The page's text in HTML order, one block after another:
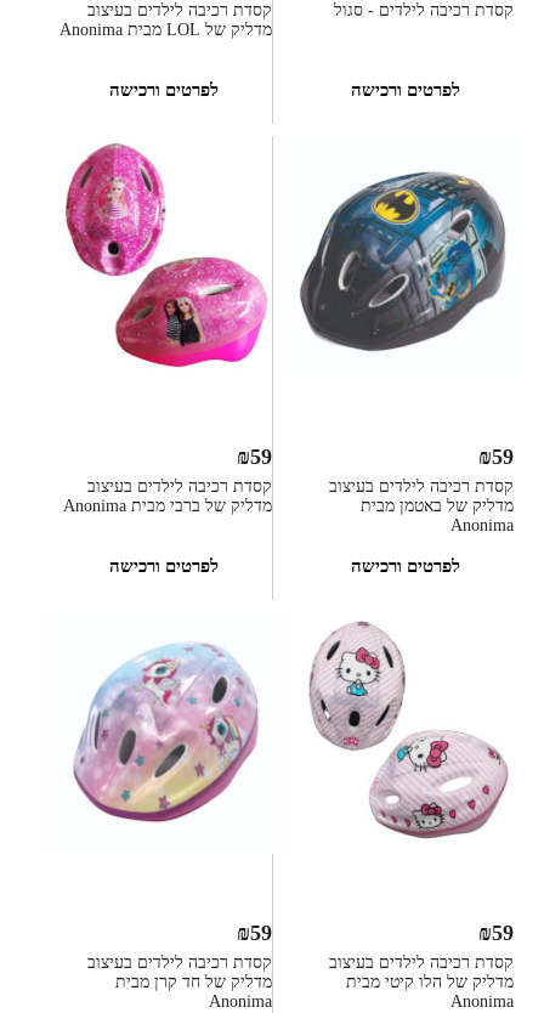
קסדת רכיבה לילדים - סגול
לפרטים ורכישה
קסדת רכיבה לילדים בעיצוב
מדליק של LOL מבית Anonima
לפרטים ורכישה
קסדת רכיבה לילדים בעיצוב
מדליק של באטמן מבית
Anonima
₪59
לפרטים ורכישה
קסדת רכיבה לילדים בעיצוב
מדליק של ברבי מבית Anonima
₪59
לפרטים ורכישה
קסדת רכיבה לילדים בעיצוב
מדליק של הלו קיטי מבית
Anonima
₪59
קסדת רכיבה לילדים בעיצוב
מדליק של חד קרן מבית
Anonima
₪59